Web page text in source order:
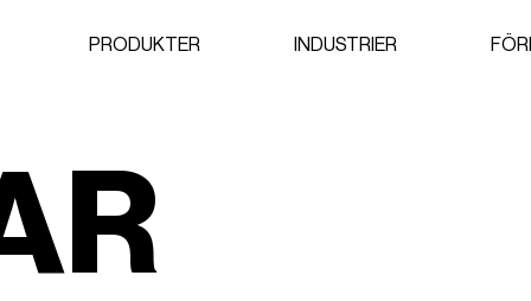
PRODUKTER INDUSTRIER